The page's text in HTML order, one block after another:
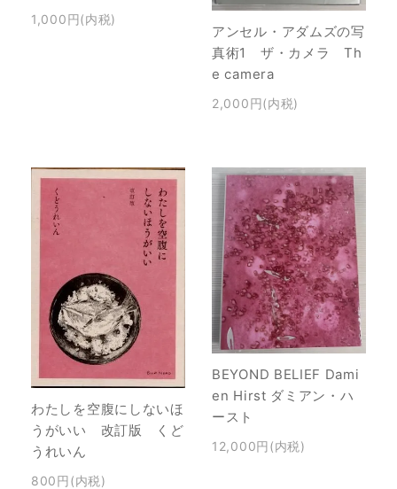
1,000円(内税)
アンセル・アダムズの写
真術1 ザ・カメラ Th
e camera
2,000円(内税)
わたしを空腹にしないほ
うがいい 改訂版 くど
うれいん
800円(内税)
BEYOND BELIEF Dami
en Hirst ダミアン・ハ
ースト
12,000円(内税)